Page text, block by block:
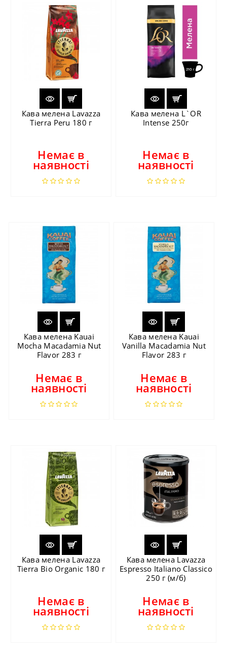
Кава мелена Lavazza
Tierra Peru 180 г
Немає в
наявності
Кава мелена L`OR
Intense 250г
Немає в
наявності
Кава мелена Kauai
Mocha Macadamia Nut
Flavor 283 г
Немає в
наявності
Кава мелена Kauai
Vanilla Macadamia Nut
Flavor 283 г
Немає в
наявності
Кава мелена Lavazza
Tierra Bio Organic 180 г
Немає в
наявності
Кава мелена Lavazza
Espresso Italiano Classico
250 г (м/б)
Немає в
наявності